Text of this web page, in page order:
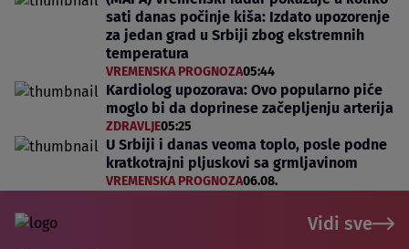
sati danas počinje kiša: Izdato upozorenje
za jedan grad u Srbiji zbog ekstremnih
temperatura
VREMENSKA PROGNOZA05:44
Kardiolog upozorava: Ovo popularno piće
moglo bi da doprinese začepljenju arterija
ZDRAVLJE05:25
U Srbiji i danas veoma toplo, posle podne
kratkotrajni pljuskovi sa grmljavinom
VREMENSKA PROGNOZA06.08.
Vidi sve